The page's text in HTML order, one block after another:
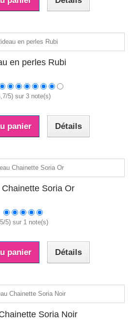
en perles Rubi
/5) sur 3 note(s)
panier Détails
Chainette Soria Or
5/5) sur 1 note(s)
panier Détails
Soria Noir